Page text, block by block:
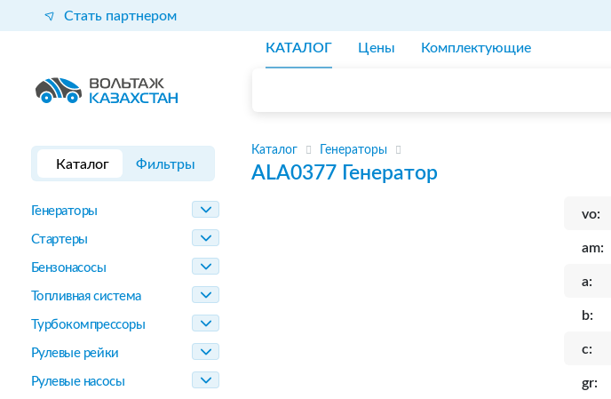
Стать партнером
КАТАЛОГ Цены Комплектующие
Каталог Фильтры
Генераторы
Стартеры
Бензонасосы
Топливная система
Турбокомпрессоры
Рулевые рейки
Рулевые насосы
Каталог Генераторы
ALA0377 Генератор
vo:
am:
a:
b:
c:
gr: